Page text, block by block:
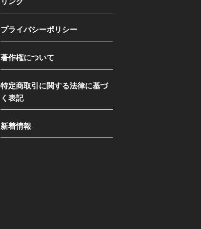
プライバシーポリシー
著作権について
特定商取引に関する法律に基づ
く表記
新着情報